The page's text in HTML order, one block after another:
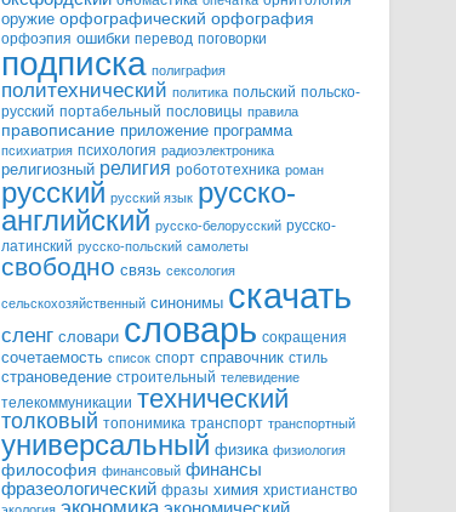
оружие орфографический орфография
орфоэпия ошибки перевод поговорки
подписка полиграфия
политехнический политика польский польско-
русский портабельный пословицы правила
правописание приложение программа
психиатрия психология радиоэлектроника
религиозный религия робототехника роман
русский русский язык русско-
английский русско-белорусский русско-
латинский русско-польский самолеты
свободно связь сексология
сельскохозяйственный синонимы скачать
сленг словари словарь сокращения
сочетаемость список спорт справочник стиль
страноведение строительный телевидение
телекоммуникации технический
толковый топонимика транспорт транспортный
универсальный физика физиология
философия финансовый финансы
фразеологический фразы химия христианство